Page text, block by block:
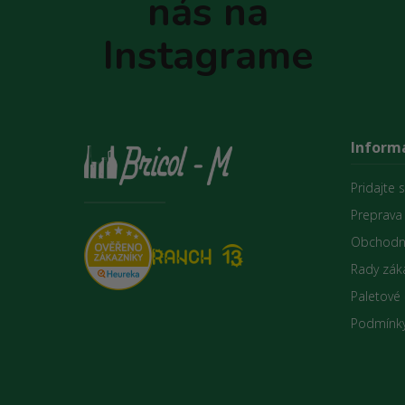
nás na
Instagrame
Pridajte
Rady